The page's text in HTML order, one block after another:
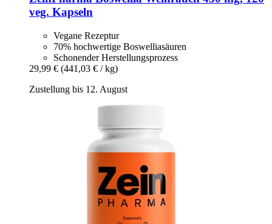
veg. Kapseln
Vegane Rezeptur
70% hochwertige Boswelliasäuren
Schonender Herstellungsprozess
29,99 € (441,03 € / kg)
Zustellung bis 12. August